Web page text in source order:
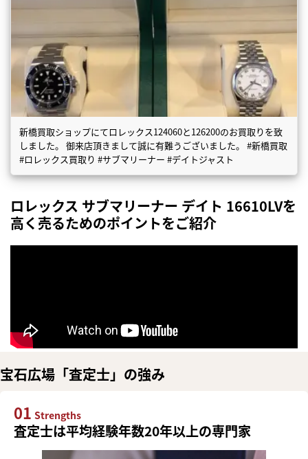
新橋買取ショップにてロレックス124060と126200のお買取りを致
しました。 御来店頂きまして誠に有難うございました。 #新橋買取
#ロレックス買取り #サブマリーナー #デイトジャスト
ロレックス サブマリーナー デイト 16610LVを
高く売るためのポイントをご紹介
宝石広場「査定士」の強み
01 Strengths
査定士は平均経験年数20年以上の専門家